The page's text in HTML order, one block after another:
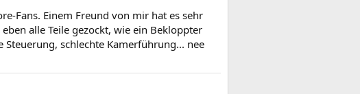
Fans. Einem Freund von mir hat es sehr
alle Teile gezockt, wie ein Bekloppter
schlechte Kamerführung... nee